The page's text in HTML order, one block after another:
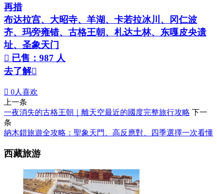
再措
布达拉宫、大昭寺、羊湖、卡若拉冰川、冈仁波
齐、玛旁雍错、古格王朝、札达土林、东嘎皮央遗
址、圣象天门
 已售：987 人
去了解
 0人喜欢
上一条
一夜消失的古格王朝｜離天空最近的國度完整旅行攻略 下一
条
納木錯旅遊全攻略：聖象天門、高反應對、四季選擇一次看懂
西藏旅游